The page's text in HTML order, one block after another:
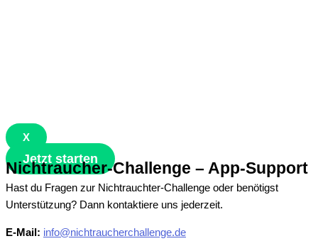
X
Jetzt starten
Nichtraucher-Challenge – App-Support
Hast du Fragen zur Nichtrauchter-Challenge oder benötigst
Unterstützung? Dann kontaktiere uns jederzeit.
E-Mail: info@nichtraucherchallenge.de